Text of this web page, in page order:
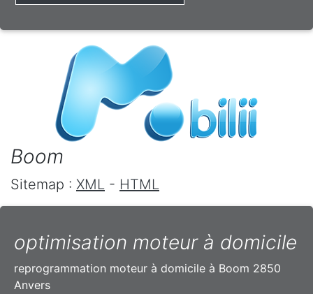
Boom
Sitemap : XML - HTML
optimisation moteur à domicile
reprogrammation moteur à domicile à Boom 2850
Anvers